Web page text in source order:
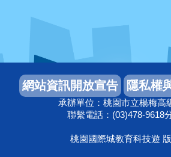
承辦單位：桃園市立楊梅高
聯繫電話：(03)478-9618
桃園國際城教育科技遊